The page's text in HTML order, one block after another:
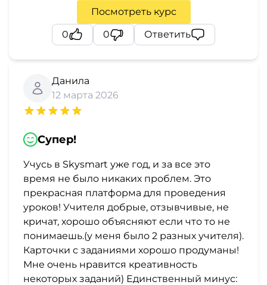
Посмотреть курс
0
0 Ответить
Данила
12 марта 2026
Супер!
Учусь в Skysmart уже год, и за все это
время не было никаких проблем. Это
прекрасная платформа для проведения
уроков! Учителя добрые, отзывчивые, не
кричат, хорошо объясняют если что то не
понимаешь.(у меня было 2 разных учителя).
Карточки с заданиями хорошо продуманы!
Мне очень нравится креативность
некоторых заданий) Единственный минус: